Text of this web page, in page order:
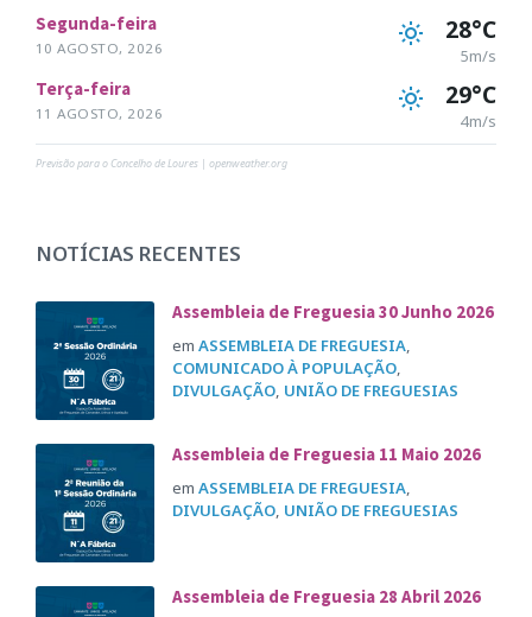
Segunda-feira
10 AGOSTO, 2026
28°C
5m/s
Terça-feira
11 AGOSTO, 2026
29°C
4m/s
Previsão para o Concelho de Loures | openweather.org
NOTÍCIAS RECENTES
Assembleia de Freguesia 30 Junho 2026
em ASSEMBLEIA DE FREGUESIA,
COMUNICADO À POPULAÇÃO,
DIVULGAÇÃO, UNIÃO DE FREGUESIAS
Assembleia de Freguesia 11 Maio 2026
em ASSEMBLEIA DE FREGUESIA,
DIVULGAÇÃO, UNIÃO DE FREGUESIAS
Assembleia de Freguesia 28 Abril 2026